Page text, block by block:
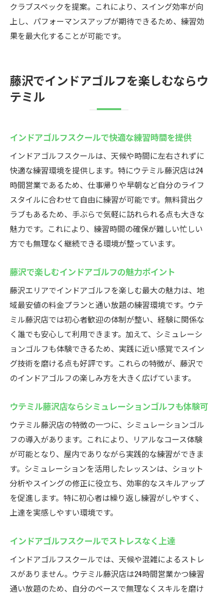
クラブスペックを提案。これにより、スイング効率が向
上し、パフォーマンスアップが期待できるため、練習効
果を最大化することが可能です。
藤沢でインドアゴルフを楽しむならウ
テミル
インドアゴルフスクールで快適な練習時間を提供
インドアゴルフスクールは、天候や時間に左右されずに
快適な練習環境を提供します。特にウテミル藤沢店は24
時間営業であるため、仕事帰りや早朝など自分のライフ
スタイルに合わせて自由に練習が可能です。無料貸出ク
ラブもあるため、手ぶらで気軽に訪れられる点も大きな
魅力です。これにより、練習時間の確保が難しい忙しい
方でも無理なく継続できる環境が整っています。
藤沢で楽しむインドアゴルフの魅力ポイント
藤沢エリアでインドアゴルフを楽しむ最大の魅力は、地
域最安値の料金プランと通い放題の練習環境です。ウテ
ミル藤沢店では初心者歓迎の体制が整い、経験に関係な
く誰でも安心して利用できます。加えて、シミュレーシ
ョンゴルフも体験できるため、実践に近い感覚でスイン
グ技術を磨ける点も好評です。これらの特徴が、藤沢で
のインドアゴルフの楽しみ方を大きく広げています。
ウテミル藤沢店ならシミュレーションゴルフも体験可
ウテミル藤沢店の特徴の一つに、シミュレーションゴル
フの導入があります。これにより、リアルなコース体験
が可能となり、屋内でありながら実践的な練習ができま
す。シミュレーションを活用したレッスンは、ショット
分析やスイングの修正に役立ち、効率的なスキルアップ
を促進します。特に初心者は繰り返し練習がしやすく、
上達を実感しやすい環境です。
インドアゴルフスクールでストレスなく上達
インドアゴルフスクールでは、天候や混雑によるストレ
スがありません。ウテミル藤沢店は24時間営業かつ練習
通い放題のため、自分のペースで無理なくスキルを磨け